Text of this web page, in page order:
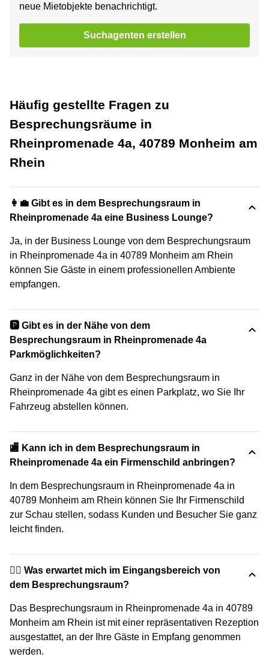
neue Mietobjekte benachrichtigt.
Suchagenten erstellen
Häufig gestellte Fragen zu
Besprechungsräume in
Rheinpromenade 4a, 40789 Monheim am
Rhein
👩‍💼 Gibt es in dem Besprechungsraum in
Rheinpromenade 4a eine Business Lounge?
Ja, in der Business Lounge von dem Besprechungsraum
in Rheinpromenade 4a in 40789 Monheim am Rhein
können Sie Gäste in einem professionellen Ambiente
empfangen.
🅿️ Gibt es in der Nähe von dem
Besprechungsraum in Rheinpromenade 4a
Parkmöglichkeiten?
Ganz in der Nähe von dem Besprechungsraum in
Rheinpromenade 4a gibt es einen Parkplatz, wo Sie Ihr
Fahrzeug abstellen können.
🏬 Kann ich in dem Besprechungsraum in
Rheinpromenade 4a ein Firmenschild anbringen?
In dem Besprechungsraum in Rheinpromenade 4a in
40789 Monheim am Rhein können Sie Ihr Firmenschild
zur Schau stellen, sodass Kunden und Besucher Sie ganz
leicht finden.
🙋‍♀️ Was erwartet mich im Eingangsbereich von
dem Besprechungsraum?
Das Besprechungsraum in Rheinpromenade 4a in 40789
Monheim am Rhein ist mit einer repräsentativen Rezeption
ausgestattet, an der Ihre Gäste in Empfang genommen
werden.